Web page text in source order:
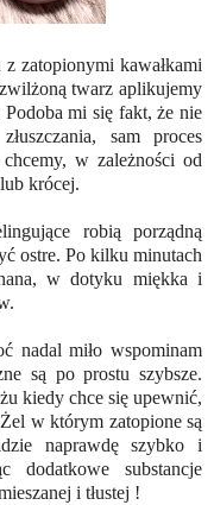
zatopionymi kawałkami
twarz aplikujemy
mi się fakt, że nie
sam proces
w zależności od
krócej.
robią porządną
ostre. Po kilku minutach
w dotyku miękka i
nadal miło wspominam
są po prostu szybsze.
kiedy chce się upewnić,
w którym zatopione są
naprawdę szybko i
dodatkowe substancje
i tłustej !